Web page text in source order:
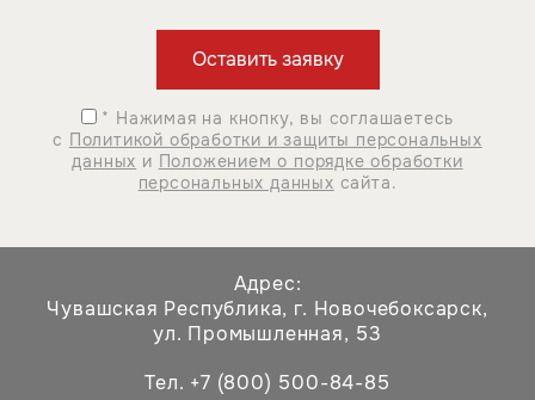
* Нажимая на кнопку, вы соглашаетесь
с Политикой обработки и защиты персональных
данных и Положением о порядке обработки
персональных данных сайта.
Адрес:
Чувашская Республика, г. Новочебоксарск,
ул. Промышленная, 53
Тел. +7 (800) 500-84-85